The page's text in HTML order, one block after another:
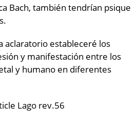
Bach, también tendrían psique
aclaratorio estableceré los
y manifestación entre los
y humano en diferentes